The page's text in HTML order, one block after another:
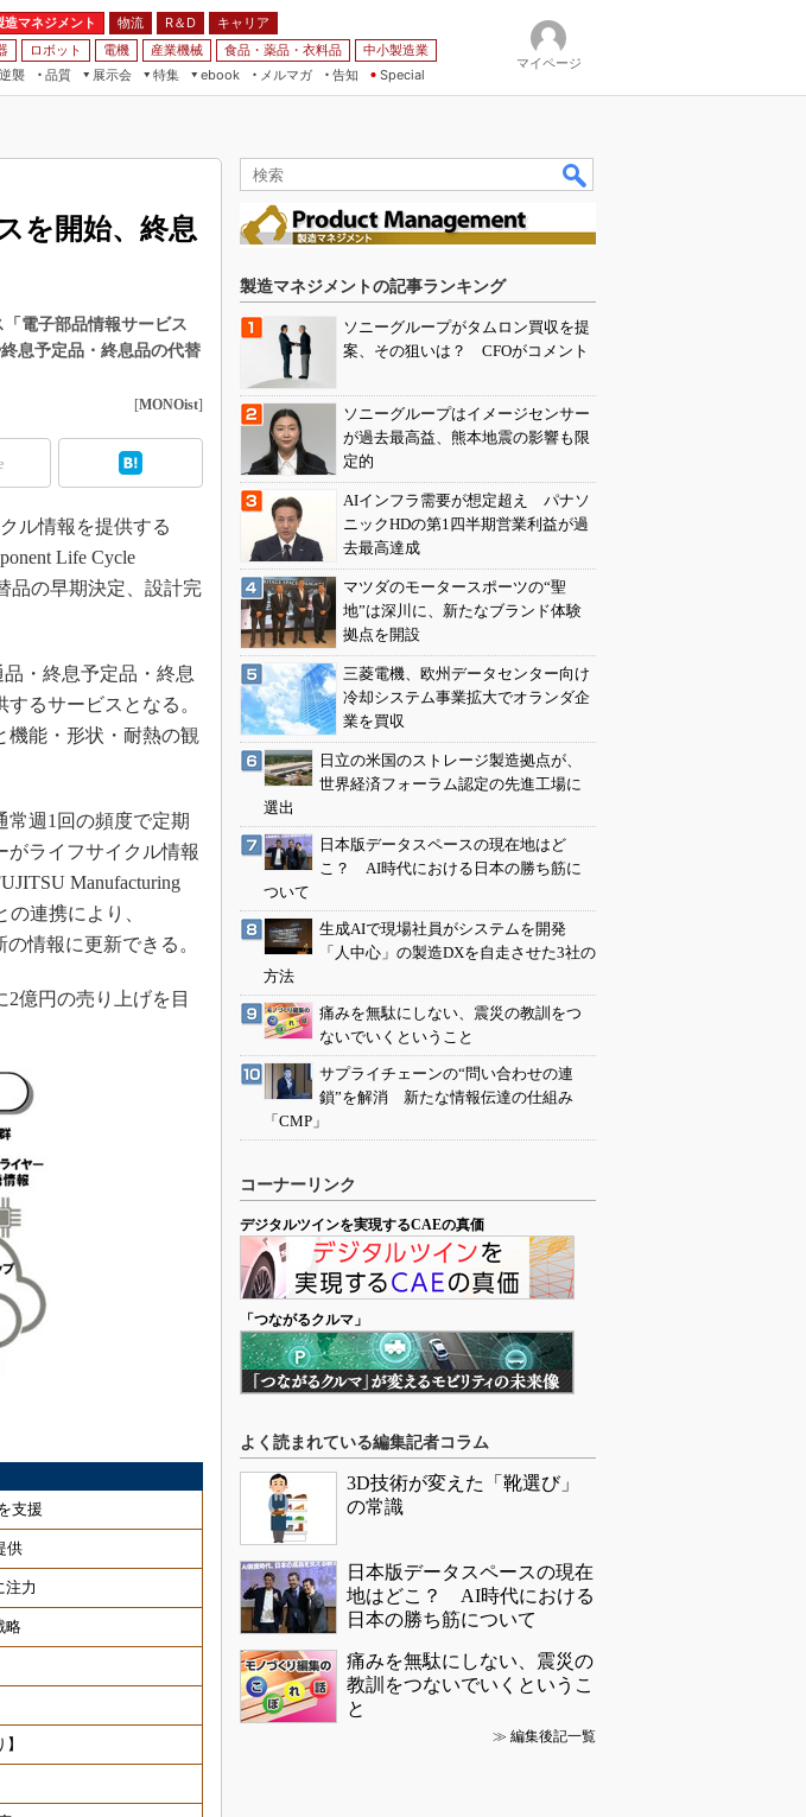
造マネジメント 物流 R＆D
キャリア
ロボット 電機 産業機械 食品・薬品・衣料品
中小製造業
襲 品質
展示会
特集
ス
術
ング
CAE
ータ
ン
ト
・開発
ィ
ebook
メルマガ
告知 Special
マイページ
を開始、終息
電子部品情報サービス
息予定品・終息品の代替
[MONOist]
ル情報を提供する
Life Cycle
品の早期決定、設計完
・終息予定品・終息
るサービスとなる。
機能・形状・耐熱の観
週1回の頻度で定期
がライフサイクル情報
Manufacturing
連携により、
情報に更新できる。
億円の売り上げを目
支援
供
注力
略
製造マネジメントの記事ランキング
ソニーグループがタムロン買収を提
案、その狙いは？ CFOがコメント
ソニーグループはイメージセンサー
が過去最高益、熊本地震の影響も限
定的
AIインフラ需要が想定超え パナソ
ニックHDの第1四半期営業利益が過
去最高達成
マツダのモータースポーツの“聖
地”は深川に、新たなブランド体験
拠点を開設
三菱電機、欧州データセンター向け
冷却システム事業拡大でオランダ企
業を買収
日立の米国のストレージ製造拠点が、
世界経済フォーラム認定の先進工場に
選出
日本版データスペースの現在地はど
こ？ AI時代における日本の勝ち筋に
ついて
生成AIで現場社員がシステムを開発
「人中心」の製造DXを自走させた3社の
方法
痛みを無駄にしない、震災の教訓をつ
ないでいくということ
サプライチェーンの“問い合わせの連
鎖”を解消 新たな情報伝達の仕組み
「CMP」
コーナーリンク
デジタルツインを実現するCAEの真価
「つながるクルマ」
よく読まれている編集記者コラム
3D技術が変えた「靴選び」
の常識
日本版データスペースの現在
地はどこ？ AI時代における
日本の勝ち筋について
痛みを無駄にしない、震災の
教訓をつないでいくというこ
と
≫ 編集後記一覧